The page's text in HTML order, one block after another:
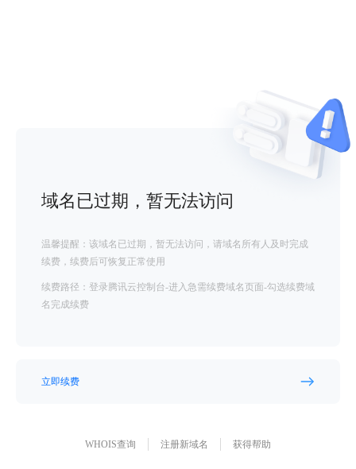
域名已过期，暂无法访问
温馨提醒：该域名已过期，暂无法访问，请域名所有人及时完成
续费，续费后可恢复正常使用
续费路径：登录腾讯云控制台-进入急需续费域名页面-勾选续费域
名完成续费
立即续费
WHOIS查询 注册新域名 获得帮助